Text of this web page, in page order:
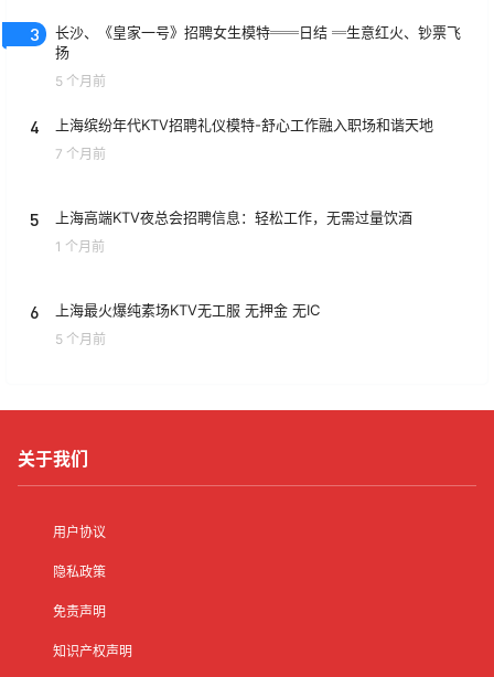
3
长沙、《皇家一号》招聘女生模特══日结 ═生意红火、钞票飞
扬
5 个月前
4 上海缤纷年代KTV招聘礼仪模特-舒心工作融入职场和谐天地
7 个月前
5 上海高端KTV夜总会招聘信息：轻松工作，无需过量饮酒
1 个月前
6 上海最火爆纯素场KTV无工服 无押金 无IC
5 个月前
关于我们
用户协议
隐私政策
免责声明
知识产权声明